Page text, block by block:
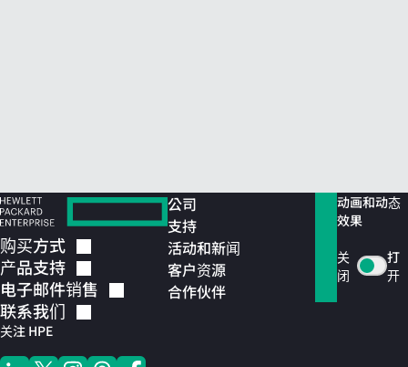
购买方式
产品支持
电子邮件销售
联系我们
关注 HPE
公司
支持
活动和新闻
客户资源
合作伙伴
动画和动态
效果
关
闭
打
开